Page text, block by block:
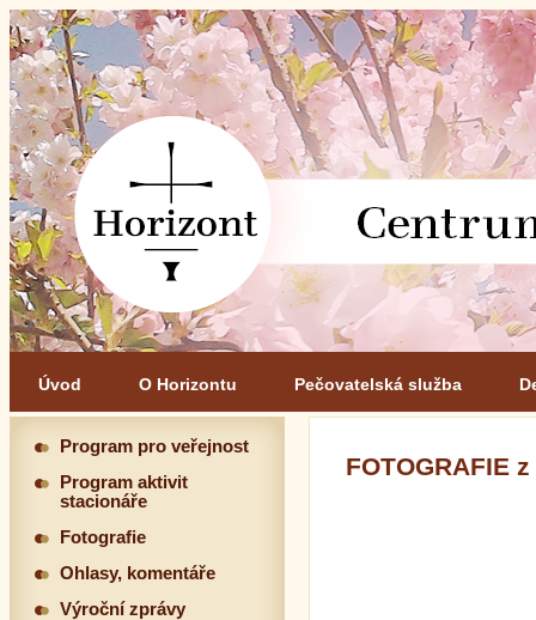
Úvod O Horizontu Pečovatelská služba
FOTOGRAFIE
Program pro veřejnost
Program aktivit
stacionáře
Fotografie
Ohlasy, komentáře
Výroční zprávy